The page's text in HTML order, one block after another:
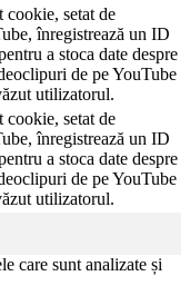
cookie, setat de
înregistrează un ID
a stoca date despre
de pe YouTube
utilizatorul.
cookie, setat de
înregistrează un ID
a stoca date despre
de pe YouTube
utilizatorul.
care sunt analizate și